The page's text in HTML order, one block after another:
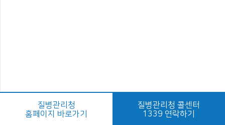
질병관리청
홈페이지 바로가기
질병관리청 콜센터
1339 연락하기